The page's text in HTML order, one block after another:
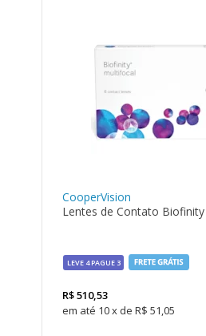
LEVE 4 PAGUE 3
CooperVision
Lentes de Contato
R$510,53
10x de R$ 51,05